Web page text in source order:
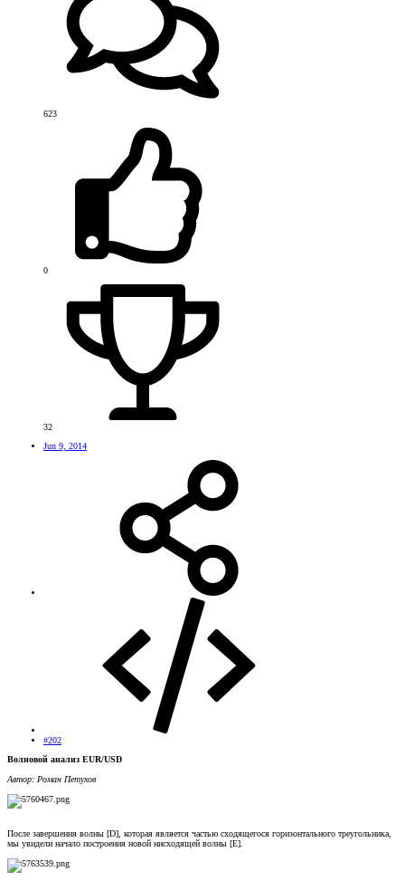
623
0
32
Jun 9, 2014
#202
Волновой анализ EUR/USD
Автор: Роман Петухов
После завершения волны [D], которая является частью сходящегося горизонтального треугольника,
мы увидели начало построения новой нисходящей волны [E].